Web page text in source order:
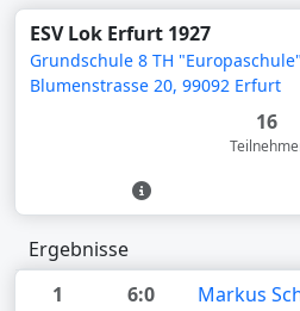
ESV Lok Erfurt 1927
Grundschule 8 TH
Blumenstrasse 20, 99092 Erfurt
16
Ergebnisse
1 6:0 Markus